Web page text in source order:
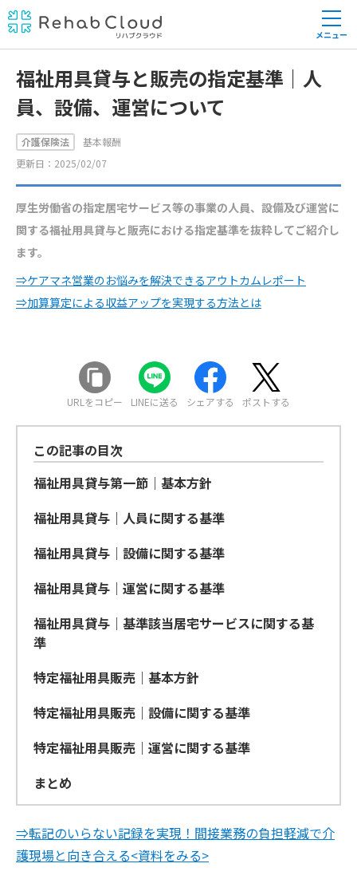
メニュー
福祉用具貸与と販売の指定基準｜人
員、設備、運営について
介護保険法
基本報酬
更新日：2025/02/07
厚生労働省の指定居宅サービス等の事業の人員、設備及び運営に
関する福祉用具貸与と販売における指定基準を抜粋してご紹介し
ます。
⇒ケアマネ営業のお悩みを解決できるアウトカムレポート
⇒加算算定による収益アップを実現する方法とは
URLをコピー LINEに送る シェアする ポストする
この記事の目次
福祉用具貸与第一節｜基本方針
福祉用具貸与｜人員に関する基準
福祉用具貸与｜設備に関する基準
福祉用具貸与｜運営に関する基準
福祉用具貸与｜基準該当居宅サービスに関する基
準
特定福祉用具販売｜基本方針
特定福祉用具販売｜設備に関する基準
特定福祉用具販売｜運営に関する基準
まとめ
⇒転記のいらない記録を実現！間接業務の負担軽減で介
護現場と向き合える<資料をみる>